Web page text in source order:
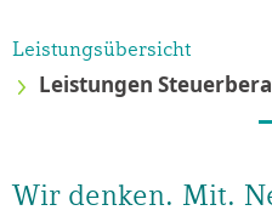
Leistungsübersicht
Leistungen
Wir denken. Mit.